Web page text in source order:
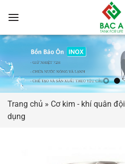
đến
dung
Trang chủ » Cơ kim - khí quân đội
dụng